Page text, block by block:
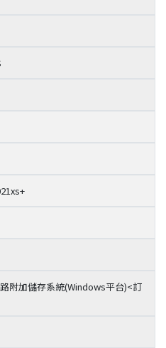
附加儲存系統(Windows平台)<訂